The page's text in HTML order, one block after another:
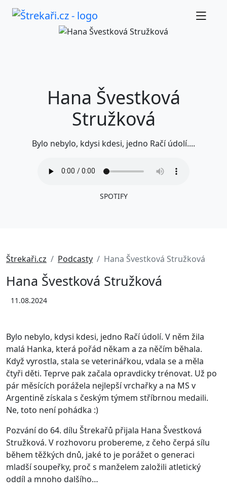
Hana Švestková
Stružková
Bylo nebylo, kdysi kdesi, jedno Račí údolí....
SPOTIFY
Štrekaři.cz Podcasty Hana Švestková Stružková
Hana Švestková Stružková
11.08.2024
Bylo nebylo, kdysi kdesi, jedno Račí údolí. V něm žila
malá Hanka, která pořád někam a za něčím běhala.
Když vyrostla, stala se veterinářkou, vdala se a měla
čtyři děti. Teprve pak začala opravdicky trénovat. Už po
pár měsících porážela nejlepší vrchařky a na MS v
Argentině získala s českým týmem stříbrnou medaili.
Ne, toto není pohádka :)
Pozvání do 64. dílu Štrekařů přijala Hana Švestková
Stružková. V rozhovoru probereme, z čeho čerpá sílu
během těžkých dnů, jaké to je porážet o generaci
mladší soupeřky, proč s manželem založili atletický
oddíl a mnoho dalšího…